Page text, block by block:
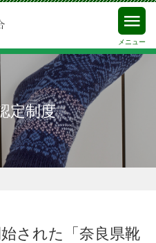
メニュー
定制度
された「奈良県靴